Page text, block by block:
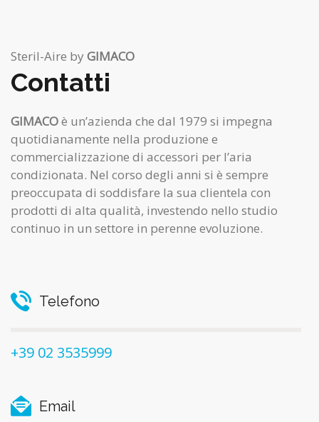
Steril-Aire by GIMACO
Contatti
GIMACOè un’azienda che dal 1979 si impegna
quotidianamente nella produzione e
commercializzazione di accessori per l’aria
condizionata. Nel corso degli anni si è sempre
preoccupata di soddisfare la sua clientela con
prodotti di alta qualità, investendo nello studio
continuo in un settore in perenne evoluzione.
Telefono
+39 02 3535999
Email